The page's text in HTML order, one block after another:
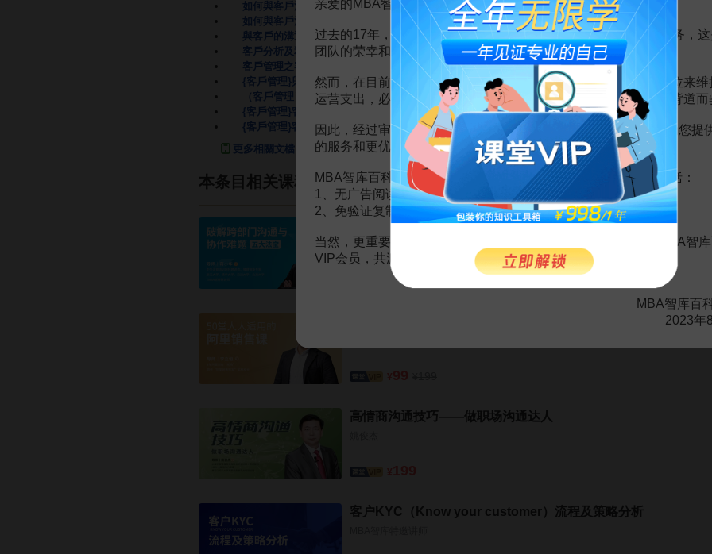
如何與客戶溝通
40頁
如何與客戶溝通
與客戶的溝通
48頁
客戶分析及和客戶溝通 12頁
客戶管理之客戶溝通
{客戶管理}與客戶的溝通
48頁
（客戶管理）溝通主導客戶
35頁
{客戶管理}客戶的接待與溝通
{客戶管理}客戶的溝通講義 64頁
更多相關文檔
本条目相关课程
“五大法宝”破解跨部门沟通与协作难题
蒋小华
78
高情商沟通技巧——做职场沟通达人
客户KYC（Know your customer）流程及策略分析
亲爱的MBA智库百科用户：
过去的17年，百科频道一直以免费公益的形式为大家提供知识服务，这
团队的荣幸和骄傲。
然而，在目前越来越严峻的经营挑战下，单纯依靠不断增加广告位来维
运营支出，必然会越来越影响您的使用体验，这也与我们的初衷背道而
因此，经过审慎地考虑，我们决定推出VIP会员收费制度，以便为您提
的服务和更优质的内容。
MBA智库百科VIP会员（9.9元 / 年， 点击开通），您的权益将包括：
1、无广告阅读；
2、免验证复制。
当然，更重要的是长期以来您对百科频道的支持。诚邀您加入MBA智
VIP会员，共渡难关，共同见证彼此的成长和进步！
MBA智库百
2023年